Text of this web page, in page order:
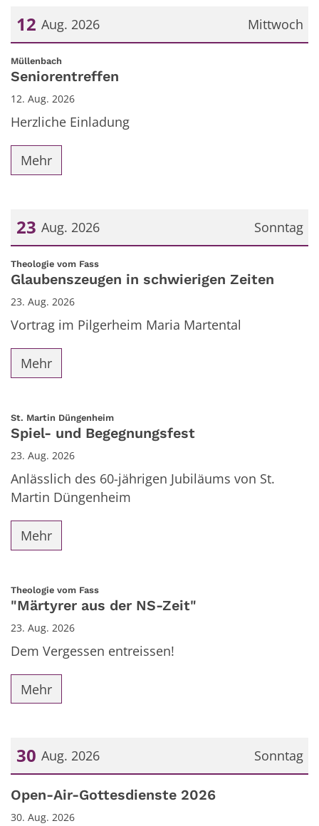
Mittwoch
12 Aug. 2026
Datum: 12. August 2026
Müllenbach
Seniorentreffen
12. Aug. 2026
Herzliche Einladung
Mehr
Sonntag
23 Aug. 2026
Datum: 23. August 2026
Theologie vom Fass:
Glaubenszeugen in schwierigen Zeiten
23. Aug. 2026
Vortrag im Pilgerheim Maria Martental
Mehr
St. Martin Düngenheim:
Spiel- und Begegnungsfest
23. Aug. 2026
Anlässlich des 60-jährigen Jubiläums von St.
Martin Düngenheim
Mehr
Theologie vom Fass:
"Märtyrer aus der NS-Zeit"
23. Aug. 2026
Dem Vergessen entreissen!
Mehr
Sonntag
30 Aug. 2026
Datum: 30. August 2026
Open-Air-Gottesdienste 2026
30. Aug. 2026